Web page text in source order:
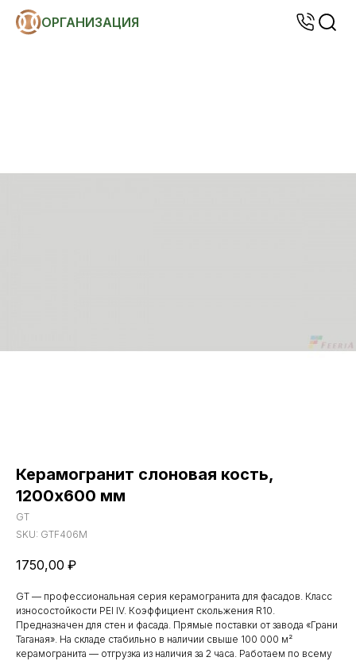
ОРГАНИЗАЦИЯ
Керамогранит слоновая кость,
1200х600 мм
GT
SKU: GTF406M
1750,00 ₽
GT — профессиональная серия керамогранита для фасадов. Класс
износостойкости PEI IV. Коэффициент скольжения R10.
Предназначен для стен и фасада. Прямые поставки от завода «Грани
Таганая». На складе стабильно в наличии свыше 100 000 м²
керамогранита — отгрузка из наличия за 2 часа. Работаем по всему